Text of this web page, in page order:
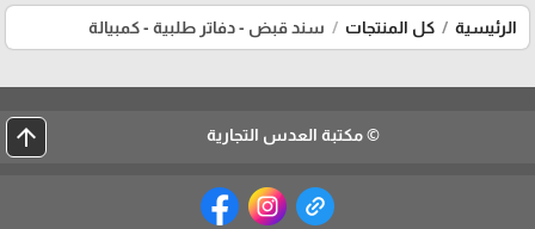
الرئيسية كل المنتجات سند قبض - دفاتر طلبية - كمبيالة
© مكتبة العدس التجارية arrow_upward